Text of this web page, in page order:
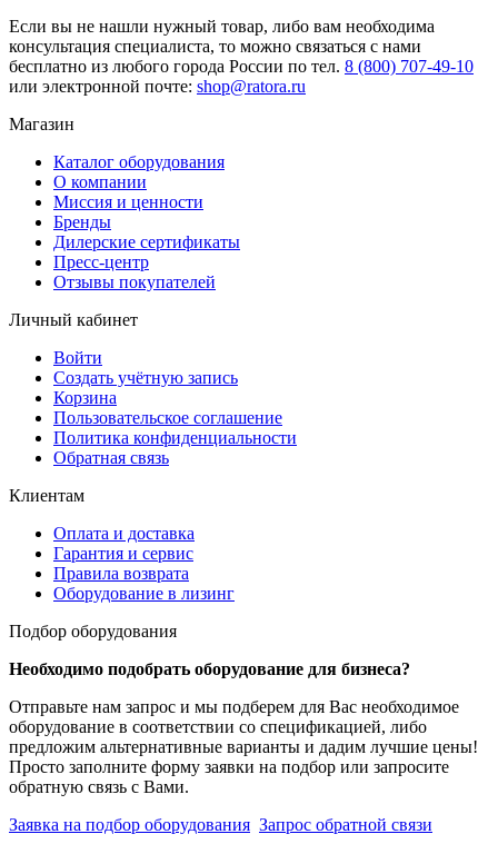
Если вы не нашли нужный товар, либо вам необходима
консультация специалиста, то можно связаться с нами
бесплатно из любого города России по тел. 8 (800) 707-49-10
или электронной почте: shop@ratora.ru
Магазин
Каталог оборудования
О компании
Миссия и ценности
Бренды
Дилерские сертификаты
Пресс-центр
Отзывы покупателей
Личный кабинет
Войти
Создать учётную запись
Корзина
Пользовательское соглашение
Политика конфиденциальности
Обратная связь
Клиентам
Оплата и доставка
Гарантия и сервис
Правила возврата
Оборудование в лизинг
Подбор оборудования
Необходимо подобрать оборудование для бизнеса?
Отправьте нам запрос и мы подберем для Вас необходимое
оборудование в соответствии со спецификацией, либо
предложим альтернативные варианты и дадим лучшие цены!
Просто заполните форму заявки на подбор или запросите
обратную связь с Вами.
Заявка на подбор оборудования Запрос обратной связи